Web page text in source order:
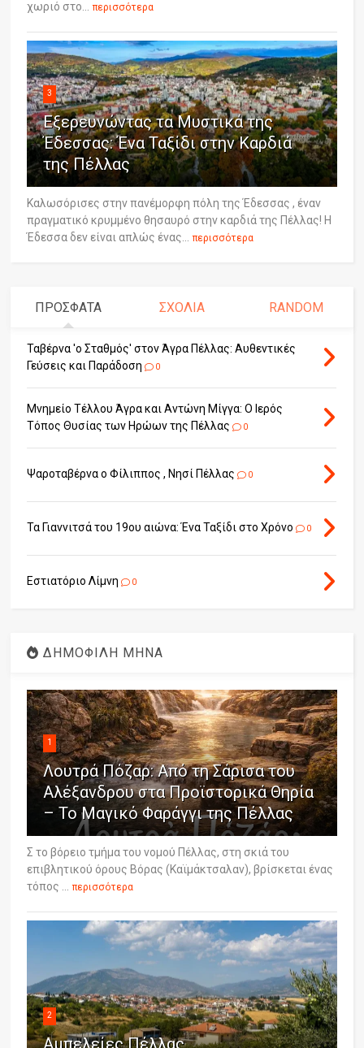
χωριό στο... περισσότερα
3
Εξερευνώντας τα Μυστικά της
Έδεσσας: Ένα Ταξίδι στην Καρδιά
της Πέλλας
Καλωσόρισες στην πανέμορφη πόλη της Έδεσσας , έναν
πραγματικό κρυμμένο θησαυρό στην καρδιά της Πέλλας! Η
Έδεσσα δεν είναι απλώς ένας...
περισσότερα
ΠΡΟΣΦΑΤΑ ΣΧΟΛΙΑ RANDOM
Ταβέρνα 'ο Σταθμός' στον Άγρα Πέλλας: Αυθεντικές
Γεύσεις και Παράδοση
0
Μνημείο Τέλλου Άγρα και Αντώνη Μίγγα: Ο Ιερός
Τόπος Θυσίας των Ηρώων της Πέλλας
0
Ψαροταβέρνα ο Φίλιππος , Νησί Πέλλας 0
Τα Γιαννιτσά του 19ου αιώνα: Ένα Ταξίδι στο Χρόνο 0
Εστιατόριο Λίμνη 0
ΔΗΜΟΦΙΛΗ ΜΗΝΑ
1
Λουτρά Πόζαρ: Από τη Σάρισα του
Αλέξανδρου στα Προϊστορικά Θηρία
– Το Μαγικό Φαράγγι της Πέλλας
Σ το βόρειο τμήμα του νομού Πέλλας, στη σκιά του
επιβλητικού όρους Βόρας (Καϊμάκτσαλαν), βρίσκεται ένας
τόπος ... περισσότερα
2